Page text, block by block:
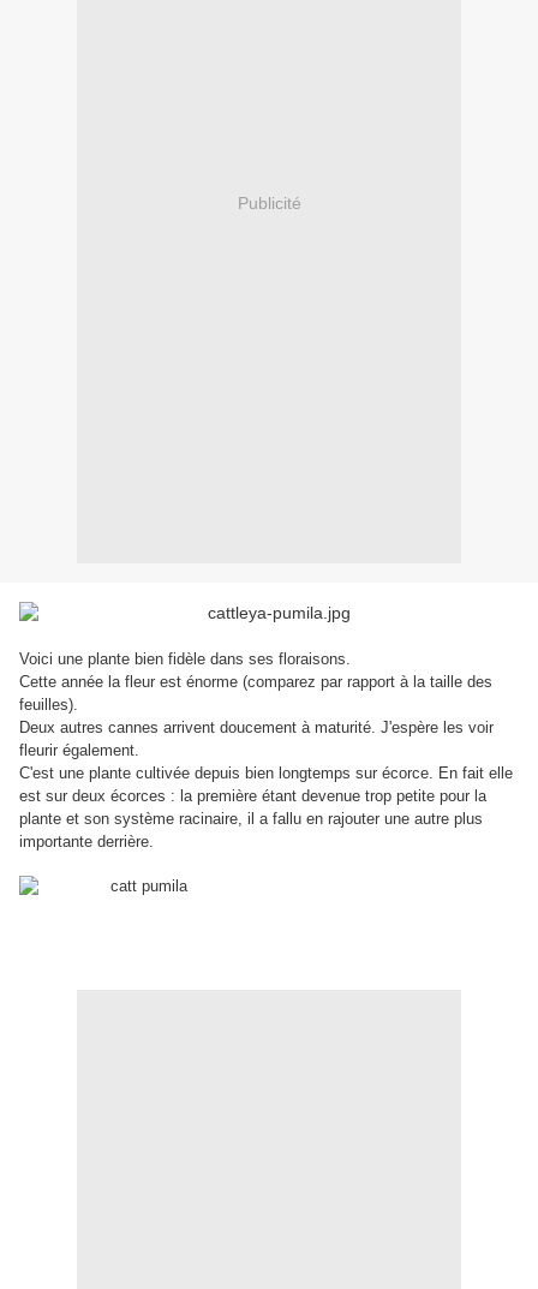
Publicité
Voici une plante bien fidèle dans ses floraisons.
Cette année la fleur est énorme (comparez par rapport à la taille des
feuilles).
Deux autres cannes arrivent doucement à maturité. J'espère les voir
fleurir également.
C'est une plante cultivée depuis bien longtemps sur écorce. En fait elle
est sur deux écorces : la première étant devenue trop petite pour la
plante et son système racinaire, il a fallu en rajouter une autre plus
importante derrière.